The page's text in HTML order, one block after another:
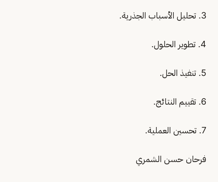
3. تحليل الأسباب الجذرية.
4. تطوير الحلول.
5. تنفيذ الحل.
6. تقييم النتائج.
7. تحسين العملية.
فرحان حسن الشمري